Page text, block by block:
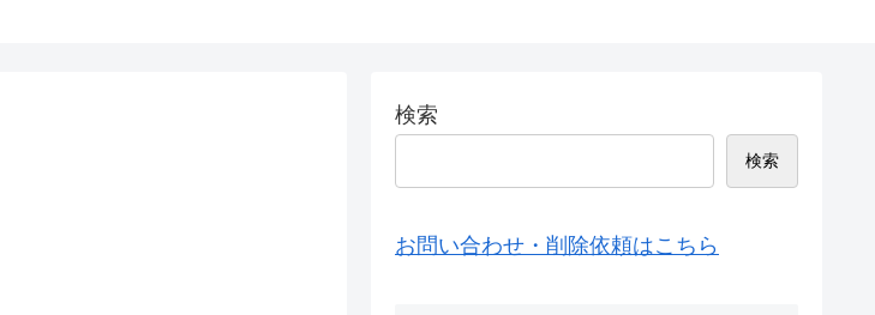
検索
検索
お問い合わせ・削除依頼はこちら